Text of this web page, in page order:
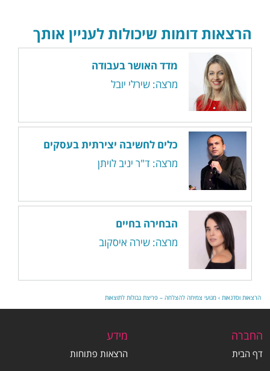
הרצאות דומות שיכולות לעניין אותך
מדד האושר בעבודה
מרצה: שירלי יובל
כלים לחשיבה יצירתית בעסקים
מרצה: ד"ר יניב לויתן
הבחירה בחיים
מרצה: שירה איסקוב
הרצאות וסדנאות › מנועי צמיחה להצלחה – פריצת גבולות לתוצאות
החברה
דף הבית
מידע
הרצאות פתוחות